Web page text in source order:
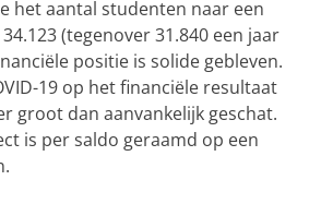
het aantal studenten naar een
(tegenover 31.840 een jaar
positie is solide gebleven.
19 op het financiële resultaat
groot dan aanvankelijk geschat.
is per saldo geraamd op een